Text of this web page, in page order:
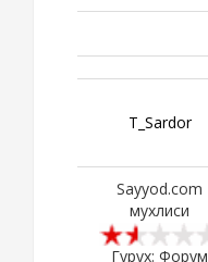
T_Sardor
Sayyod.com
мухлиси
Гурух: Форум